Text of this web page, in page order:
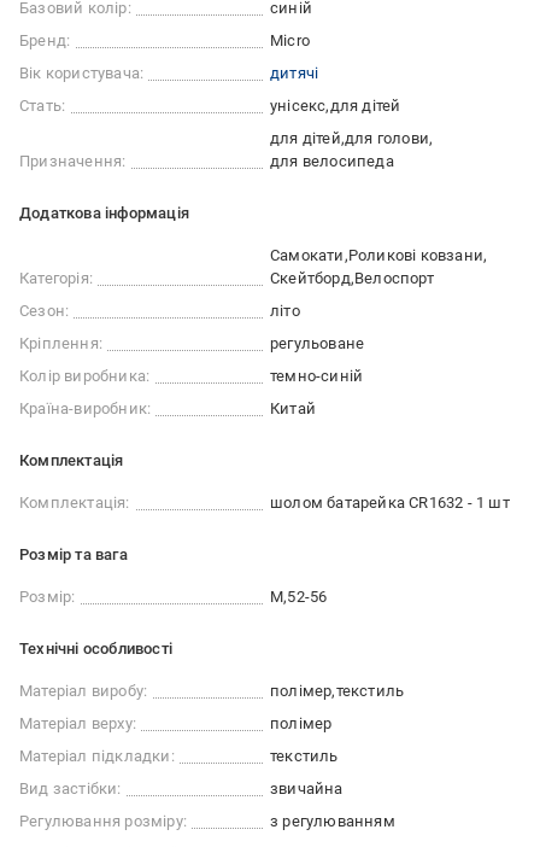
Базовий колір:
синій
Бренд:
Micro
Вік користувача:
дитячі
Стать:
унісекс для дітей
Призначення:
для дітей для голови
для велосипеда
Додаткова інформація
Категорія:
Самокати Роликові ковзани
Скейтборд Велоспорт
Сезон:
літо
Кріплення:
регульоване
Колір виробника:
темно-синій
Країна-виробник:
Китай
Комплектація
Комплектація: шолом батарейка CR1632 - 1 шт
Розмір та вага
Розмір: M 52-56
Технічні особливості
Матеріал виробу: полімер текстиль
Матеріал верху:
полімер
Матеріал підкладки:
текстиль
Вид застібки:
звичайна
Регулювання розміру:
з регулюванням